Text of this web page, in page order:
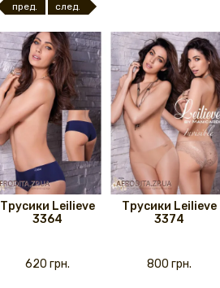
пред. след.
Трусики Leilieve
3364
620 грн.
Трусики Leilieve
3374
800 грн.